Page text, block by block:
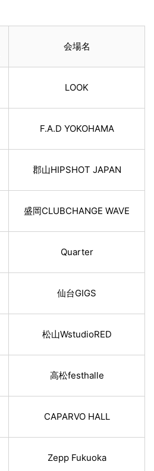
会場名
LOOK
F.A.D YOKOHAMA
郡山HIPSHOT JAPAN
盛岡CLUBCHANGE WAVE
Quarter
仙台GIGS
松山WstudioRED
高松festhalle
CAPARVO HALL
Zepp Fukuoka